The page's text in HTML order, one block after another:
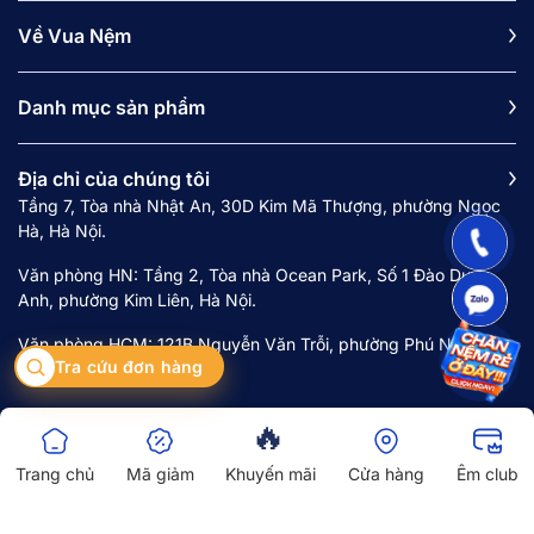
keo chuyên dụng. Thiết kế này giúp hạn chế sự
rung động lan truyền, giảm thiểu sự ảnh hưởng
đến người nằm cạnh.
Nệm lò xo được sử dụng phổ biến hiện nay
1.2. Tính năng nổi bật của nệm lò xo
Trang chủ Mã giảm
🔥
Khuyến mãi Cửa hàng Êm club
Về Vua Nệm
Danh mục sản phẩm
Địa chỉ của chúng tôi
Tầng 7, Tòa nhà Nhật An, 30D Kim Mã Thượng, phường Ngọc
Hà, Hà Nội.
Văn phòng HN: Tầng 2, Tòa nhà Ocean Park, Số 1 Đào Duy
Anh, phường Kim Liên, Hà Nội.
Văn phòng HCM: 121B Nguyễn Văn Trỗi, phường Phú Nhuận,
Thành phố Hồ Chí Minh.
Tra cứu đơn hàng